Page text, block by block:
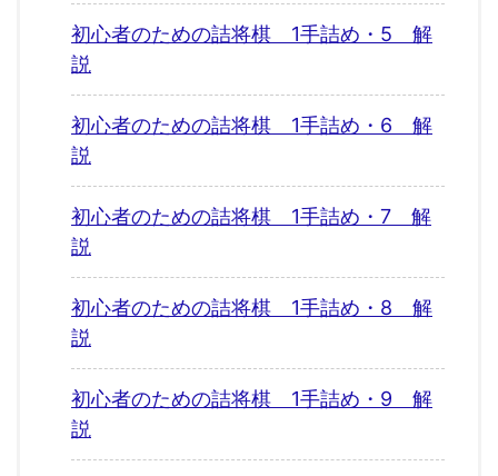
初心者のための詰将棋 1手詰め・5 解
説
初心者のための詰将棋 1手詰め・6 解
説
初心者のための詰将棋 1手詰め・7 解
説
初心者のための詰将棋 1手詰め・8 解
説
初心者のための詰将棋 1手詰め・9 解
説